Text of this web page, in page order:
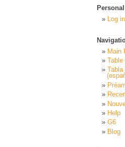
Log in
Main
Table
Tabla
Help
G6
Blog